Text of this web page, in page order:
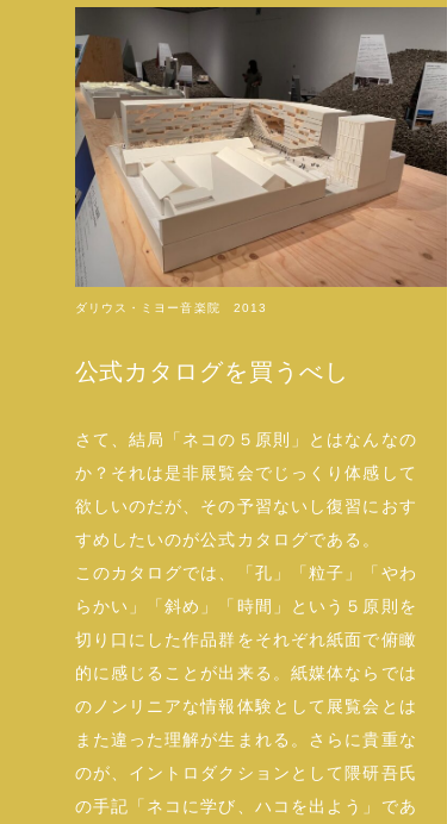
ダリウス・ミヨー音楽院 2013
公式カタログを買うべし
さて、結局「ネコの５原則」とはなんなの
か？それは是非展覧会でじっくり体感して
欲しいのだが、その予習ないし復習におす
すめしたいのが公式カタログである。
このカタログでは、「孔」「粒子」「やわ
らかい」「斜め」「時間」という５原則を
切り口にした作品群をそれぞれ紙面で俯瞰
的に感じることが出来る。紙媒体ならでは
のノンリニアな情報体験として展覧会とは
また違った理解が生まれる。さらに貴重な
のが、イントロダクションとして隈研吾氏
の手記「ネコに学び、ハコを出よう」であ